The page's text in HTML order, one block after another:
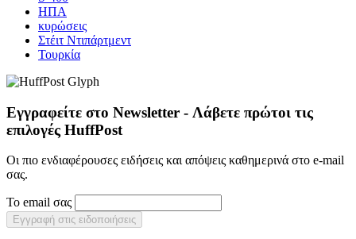
ΗΠΑ
κυρώσεις
Στέιτ Ντιπάρτμεντ
Τουρκία
Εγγραφείτε στο Newsletter - Λάβετε πρώτοι τις
επιλογές HuffPost
Οι πιο ενδιαφέρουσες ειδήσεις και απόψεις καθημερινά στο e-mail
σας.
Το email σας
Εγγραφή στις ειδοποιήσεις